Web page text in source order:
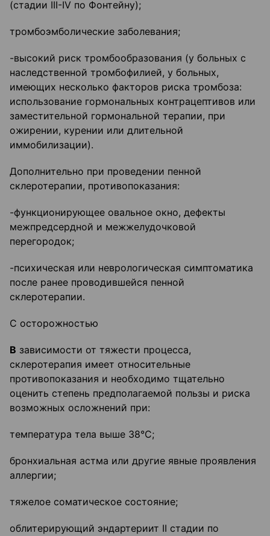
(стадии III-IV по Фонтейну);
тромбоэмболические заболевания;
-высокий риск тромбообразования (у больных с
наследственной тромбофилией, у больных,
имеющих несколько факторов риска тромбоза:
использование гормональных контрацептивов или
заместительной гормональной терапии, при
ожирении, курении или длительной
иммобилизации).
Дополнительно при проведении пенной
склеротерапии, противопоказания:
-функционирующее овальное окно, дефекты
межпредсердной и межжелудочковой
перегородок;
-психическая или неврологическая симптоматика
после ранее проводившейся пенной
склеротерапии.
С осторожностью
В зависимости от тяжести процесса,
склеротерапия имеет относительные
противопоказания и необходимо тщательно
оценить степень предполагаемой пользы и риска
возможных осложнений при:
температура тела выше 38°С;
бронхиальная астма или другие явные проявления
аллергии;
тяжелое соматическое состояние;
облитерирующий эндартериит II стадии по